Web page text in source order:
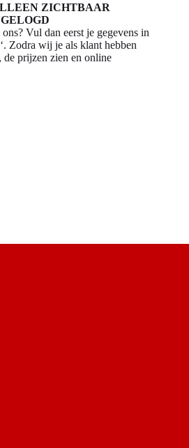
ZICHTBAAR
Vul dan eerst je gegevens in
‘. Zodra wij je als klant hebben
prijzen zien en online